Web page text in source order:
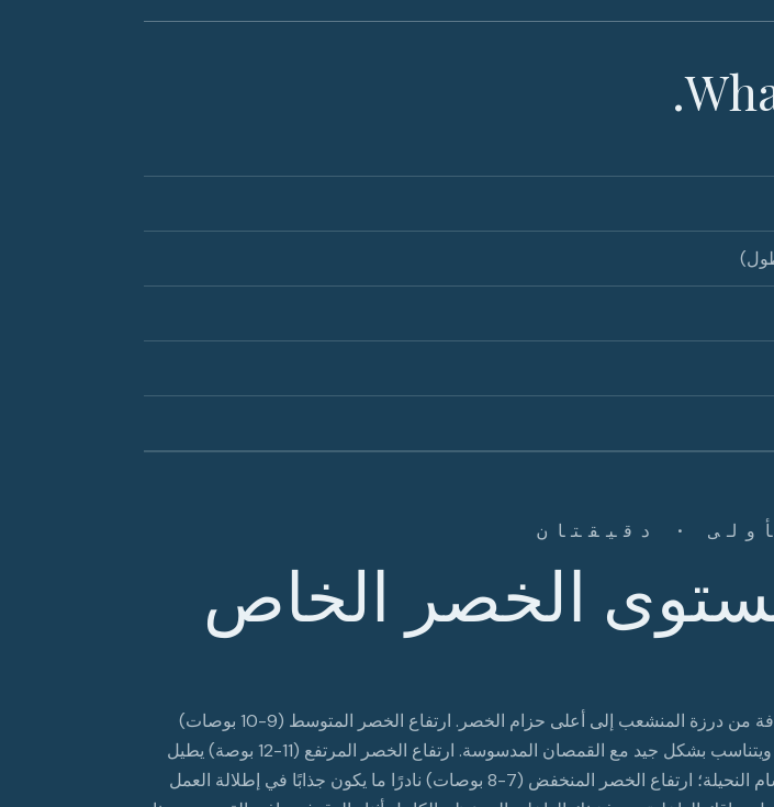
· دقيقتان
الخصر الخاص
ارتفاع الخصر هو المسافة من درزة المنشعب إلى أعلى حزام الخصر. ارتفاع الخصر المتوسط (9-10 بوصات)
يناسب معظم الأجسام ويتناسب بشكل جيد مع القمصان المدسوسة. ارتفاع الخصر المرتفع (11-12 بوصة) يطيل
الساقين ويناسب الأجسام النحيلة؛ ارتفاع الخصر المنخفض (7-8 بوصات) نادرًا ما يكون جذابًا في إطلالة العمل